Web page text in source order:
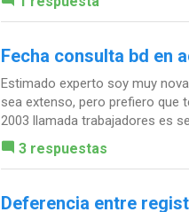
Fecha consulta bd en
Estimado experto soy muy
sea extenso, pero prefiero que
2003 llamada trabajadores es
3 respuestas
Deferencia entre